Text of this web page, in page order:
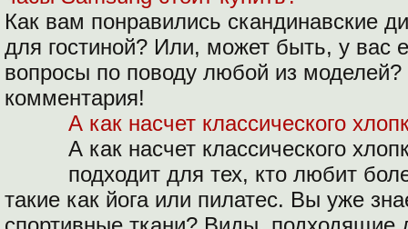
Как вам понравились скандинавские
для гостиной? Или, может быть, у вас
вопросы по поводу любой из
комментария!
А как насчет классического
А как насчет классического
подходит для тех, кто любит
такие как йога или пилатес. Вы уже